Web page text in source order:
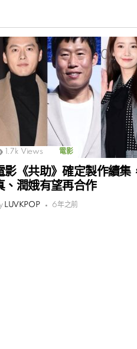
1.7k Views 電影
影《共助》確定製作續集
、潤娥有望再合作
LUVKPOP 6年之前